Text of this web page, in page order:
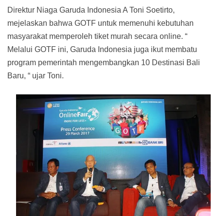
Direktur Niaga Garuda Indonesia A Toni Soetirto,
mejelaskan bahwa GOTF untuk memenuhi kebutuhan
masyarakat memperoleh tiket murah secara online. “
Melalui GOTF ini, Garuda Indonesia juga ikut membatu
program pemerintah mengembangkan 10 Destinasi Bali
Baru, “ ujar Toni.